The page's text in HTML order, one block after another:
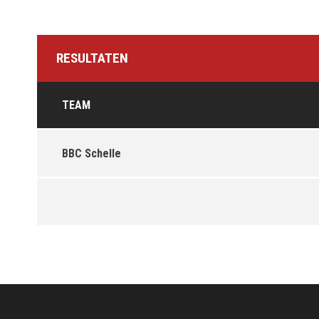
RESULTATEN
TEAM
BBC Schelle